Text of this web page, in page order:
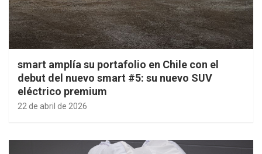
smart amplía su portafolio en Chile con el
debut del nuevo smart #5: su nuevo SUV
eléctrico premium
22 de abril de 2026